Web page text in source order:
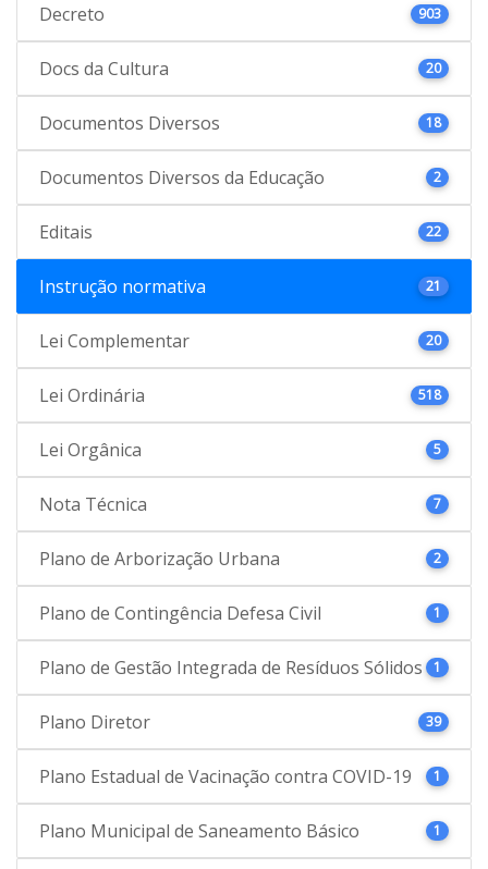
Decreto 903
Docs da Cultura 20
Documentos Diversos 18
Documentos Diversos da Educação 2
Editais 22
Instrução normativa 21
Lei Complementar 20
Lei Ordinária 518
Lei Orgânica 5
Nota Técnica 7
Plano de Arborização Urbana 2
Plano de Contingência Defesa Civil 1
Plano de Gestão Integrada de Resíduos Sólidos 1
Plano Diretor 39
Plano Estadual de Vacinação contra COVID-19 1
Plano Municipal de Saneamento Básico 1